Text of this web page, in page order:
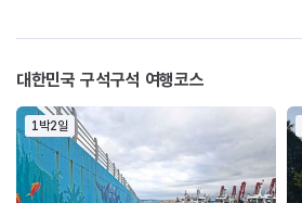
대한민국 구석구석 여행코스
1박2일